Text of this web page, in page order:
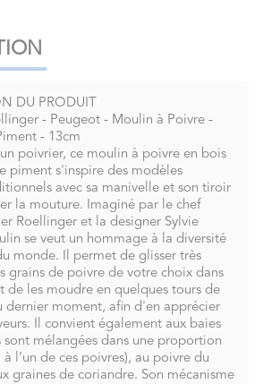
DU PRODUIT
- Peugeot - Moulin à Poivre -
- 13cm
poivrier, ce moulin à poivre en bois
piment s'inspire des modèles
avec sa manivelle et son tiroir
la mouture. Imaginé par le chef
Roellinger et la designer Sylvie
se veut un hommage à la diversité
monde. Il permet de glisser très
grains de poivre de votre choix dans
de les moudre en quelques tours de
dernier moment, afin d'en apprécier
Il convient également aux baies
sont mélangées dans une proportion
l’un de ces poivres), au poivre du
graines de coriandre. Son mécanisme